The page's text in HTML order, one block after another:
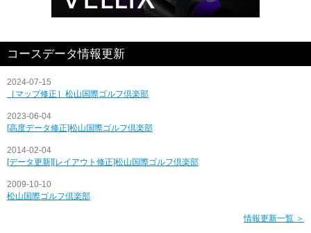
コースデータ情報更新
2024-07-15
［マップ修正］松山国際ゴルフ倶楽部
2023-06-04
[高度データ修正]松山国際ゴルフ倶楽部
2014-02-04
[データ更新][レイアウト修正]松山国際ゴルフ倶楽部
2009-10-10
松山国際ゴルフ倶楽部
情報更新一覧 ＞